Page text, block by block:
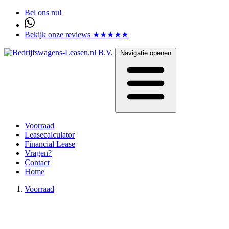
Bel ons nu!
Bekijk onze reviews ★★★★★
Navigatie openen
Voorraad
Leasecalculator
Financial Lease
Vragen?
Contact
Home
Voorraad